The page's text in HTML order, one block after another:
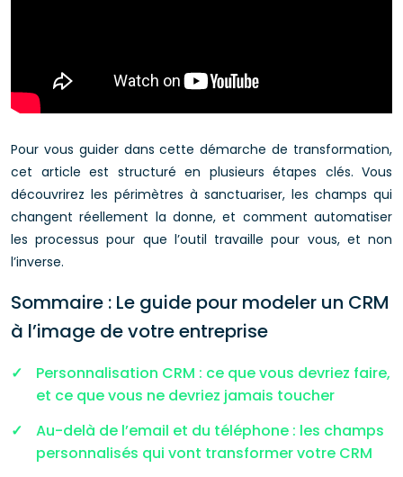
Pour vous guider dans cette démarche de transformation,
cet article est structuré en plusieurs étapes clés. Vous
découvrirez les périmètres à sanctuariser, les champs qui
changent réellement la donne, et comment automatiser
les processus pour que l’outil travaille pour vous, et non
l’inverse.
Sommaire : Le guide pour modeler un CRM
à l’image de votre entreprise
Personnalisation CRM : ce que vous devriez faire,
et ce que vous ne devriez jamais toucher
Au-delà de l’email et du téléphone : les champs
personnalisés qui vont transformer votre CRM